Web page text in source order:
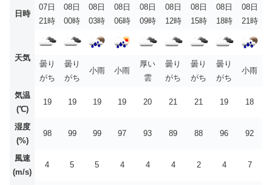
日時
07日
21時
08日
00時
08日
03時
08日
06時
08日
09時
08日
12時
08日
15時
08日
18時
08日
21時
天気
曇り
がち
曇り
がち
小雨 小雨
厚い
雲
曇り
がち
曇り
がち
曇り
がち
小雨
気温
(℃)
19 19 19 19 20 21 21 19 18
湿度
(%)
98 99 99 97 93 89 88 96 92
風速
(m/s)
4 5 5 4 4 4 2 4 7